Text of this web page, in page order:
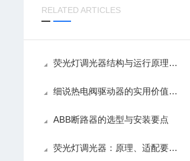
RELATED ARTICLES
荧光灯调光器结构与运行原理解析
细说热电阀驱动器的实用价值，精准控温降耗
ABB断路器的选型与安装要点
荧光灯调光器：原理、适配要点与使用养护技巧